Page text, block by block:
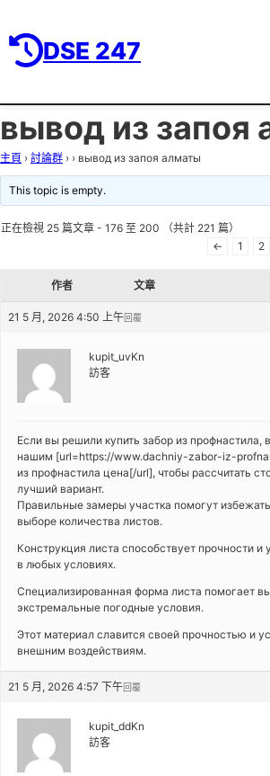
DSE 247
вывод из запоя
主頁 › 討論群 › › вывод из запоя алматы
This topic is empty.
正在檢視 25 篇文章 - 176 至 200 （共計 221 篇）
←
1 2
作者 文章
21 5 月, 2026 4:50 上午回覆
kupit_uvKn
訪客
Если вы решили купить забор из профнастила,
нашим [url=https://www.dachniy-zabor-iz-
из профнастила цена[/url], чтобы рассчитать
лучший вариант.
Правильные замеры участка помогут
выборе количества листов.
Конструкция листа способствует прочности и
в любых условиях.
Специализированная форма листа помогает
экстремальные погодные условия.
Этот материал славится своей прочностью и
внешним воздействиям.
21 5 月, 2026 4:57 下午回覆
kupit_ddKn
訪客